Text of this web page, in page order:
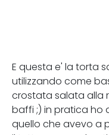
E questa e' la torta
utilizzando come
crostata salata alla
baffi ;) in pratica ho
quello che avevo a